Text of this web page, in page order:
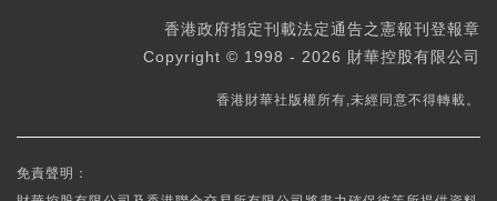
香港政府指定刊載法定通告之憲報刊登報章
Copyright © 1998 - 2026 財華控股有限公司
香港財華社版權所有,未經同意不得轉載。
免責聲明：